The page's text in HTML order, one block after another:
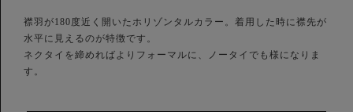
襟羽が180度近く開いたホリゾンタルカラー。着用した時に襟先が
水平に見えるのが特徴です。
ネクタイを締めればよりフォーマルに、ノータイでも様になりま
す。